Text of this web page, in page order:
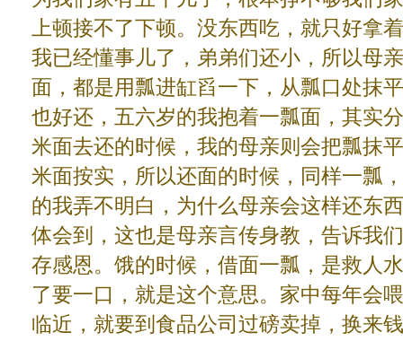
上顿接不了下顿。没东西吃，就只好拿
我已经懂事儿了，弟弟们还小，所以母
面，都是用瓢进缸舀一下，从瓢口处抹
也好还，五六岁的我抱着一瓢面，其实
米面去还的时候，我的母亲则会把瓢抹
米面按实，所以还面的时候，同样一瓢
的我弄不明白，为什么母亲会这样还东
体会到，这也是母亲言传身教，告诉我
存感恩。饿的时候，借面一瓢，是救人
了要一口，就是这个意思。家中每年会
临近，就要到食品公司过磅卖掉，换来